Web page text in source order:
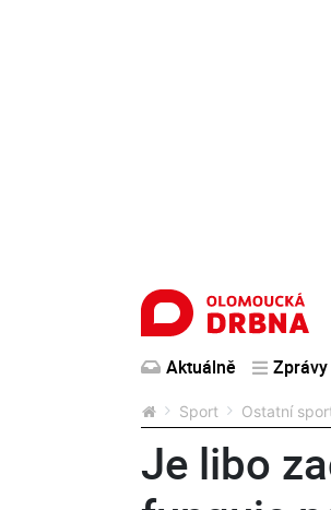
Aktuálně Zprávy
Sport Ostatní
Je libo